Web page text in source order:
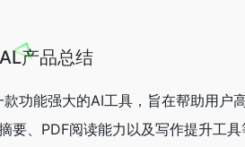
产品总结
功能强大的AI工具，旨在帮助用户
要、PDF阅读能力以及写作提升工